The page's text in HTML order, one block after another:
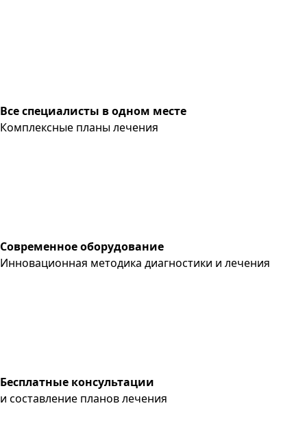
Все специалисты в одном месте
Комплексные планы лечения
Современное оборудование
Инновационная методика диагностики и лечения
Бесплатные консультации
и составление планов лечения